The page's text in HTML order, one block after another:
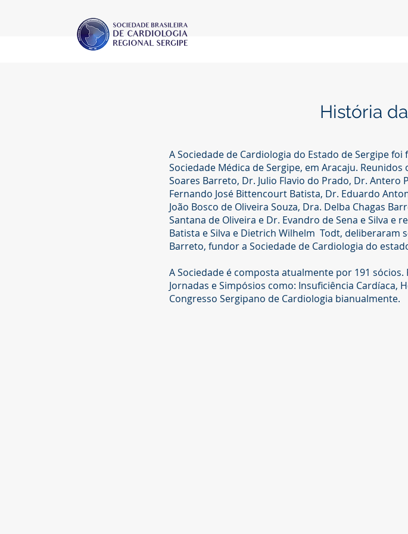
História
A Sociedade de Cardiologia do Estado de Sergipe
Sociedade Médica de Sergipe, em Aracaju.
Soares Barreto, Dr. Julio Flavio do Prado, Dr. Antero
Fernando José Bittencourt Batista, Dr. Eduardo
João Bosco de Oliveira Souza, Dra. Delba Chagas
Santana de Oliveira e Dr. Evandro de Sena e Silva
Batista e Silva e Dietrich Wilhelm Todt, deliberaram
Barreto, fundor a Sociedade de Cardiologia do estado
A Sociedade é composta atualmente por 191
Jornadas e Simpósios como: Insuficiência
Congresso Sergipano de Cardiologia bianualmente.